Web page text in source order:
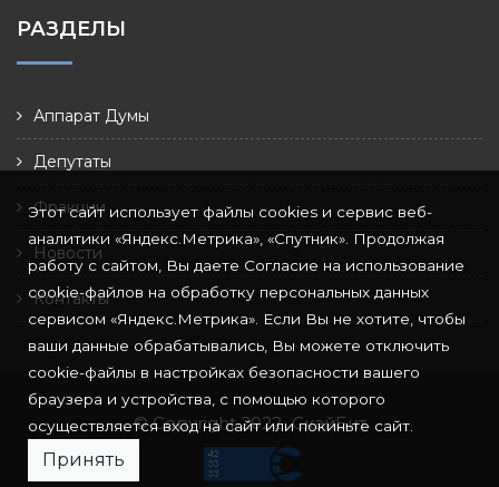
РАЗДЕЛЫ
Аппарат Думы
Депутаты
Фракции
Новости
Контакты
© Copyright 2022 СкайБит
Этот сайт использует файлы cookies и сервис веб-
аналитики «Яндекс.Метрика», «Спутник». Продолжая
работу с сайтом, Вы даете Согласие на использование
cookie-файлов на обработку персональных данных
сервисом «Яндекс.Метрика». Если Вы не хотите, чтобы
ваши данные обрабатывались, Вы можете отключить
cookie-файлы в настройках безопасности вашего
браузера и устройства, с помощью которого
осуществляется вход на сайт или покиньте сайт.
Принять